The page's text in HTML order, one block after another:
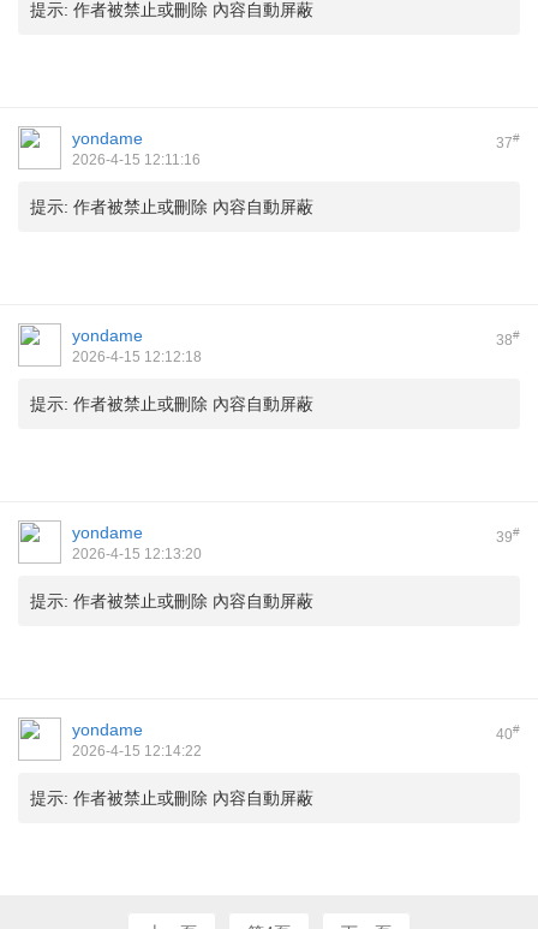
提示: 作者被禁止或刪除 內容自動屏蔽
37#
yondame
2026-4-15 12:11:16
提示: 作者被禁止或刪除 內容自動屏蔽
38#
yondame
2026-4-15 12:12:18
提示: 作者被禁止或刪除 內容自動屏蔽
39#
yondame
2026-4-15 12:13:20
提示: 作者被禁止或刪除 內容自動屏蔽
40#
yondame
2026-4-15 12:14:22
提示: 作者被禁止或刪除 內容自動屏蔽